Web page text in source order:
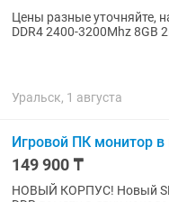
Цены разные уточняйте,
DDR4 2400-3200Mhz 8GB
Уральск, 1 августа
Игровой ПК монитор в
149 900 ₸
НОВЫЙ КОРПУС! Новый